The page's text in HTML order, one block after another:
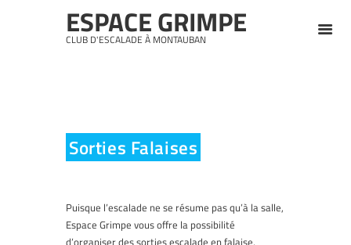
ESPACE GRIMPE
CLUB D'ESCALADE À MONTAUBAN
Sorties Falaises
Puisque l’escalade ne se résume pas qu’à la salle,
Espace Grimpe vous offre la possibilité
d’organiser des sorties escalade en falaise,